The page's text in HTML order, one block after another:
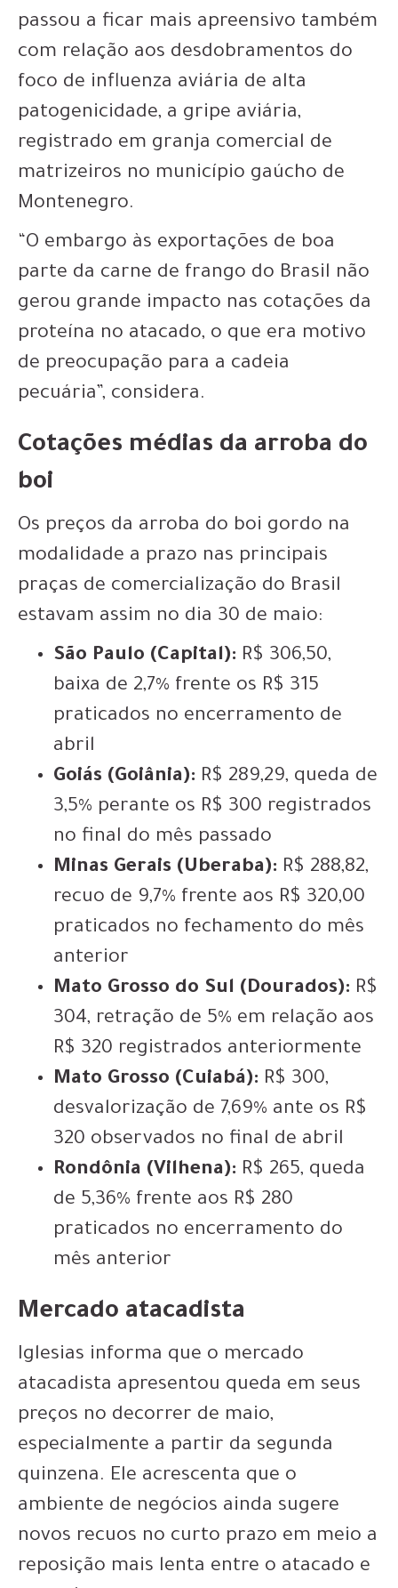
passou a ficar mais apreensivo também
com relação aos desdobramentos do
foco de influenza aviária de alta
patogenicidade, a gripe aviária,
registrado em granja comercial de
matrizeiros no município gaúcho de
Montenegro.
“O embargo às exportações de boa
parte da carne de frango do Brasil não
gerou grande impacto nas cotações da
proteína no atacado, o que era motivo
de preocupação para a cadeia
pecuária”, considera.
Cotações médias da arroba do
boi
Os preços da arroba do boi gordo na
modalidade a prazo nas principais
praças de comercialização do Brasil
estavam assim no dia 30 de maio:
São Paulo (Capital): R$ 306,50,
baixa de 2,7% frente os R$ 315
praticados no encerramento de
abril
Goiás (Goiânia): R$ 289,29, queda de
3,5% perante os R$ 300 registrados
no final do mês passado
Minas Gerais (Uberaba): R$ 288,82,
recuo de 9,7% frente aos R$ 320,00
praticados no fechamento do mês
anterior
Mato Grosso do Sul (Dourados): R$
304, retração de 5% em relação aos
R$ 320 registrados anteriormente
Mato Grosso (Cuiabá): R$ 300,
desvalorização de 7,69% ante os R$
320 observados no final de abril
Rondônia (Vilhena): R$ 265, queda
de 5,36% frente aos R$ 280
praticados no encerramento do
mês anterior
Mercado atacadista
Iglesias informa que o mercado
atacadista apresentou queda em seus
preços no decorrer de maio,
especialmente a partir da segunda
quinzena. Ele acrescenta que o
ambiente de negócios ainda sugere
novos recuos no curto prazo em meio a
reposição mais lenta entre o atacado e